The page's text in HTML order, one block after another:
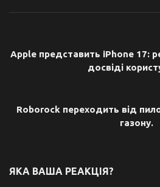
Apple представить iPhone 17:
досвіді
Roborock переходить від
газону.
ЯКА ВАША РЕАКЦІЯ?